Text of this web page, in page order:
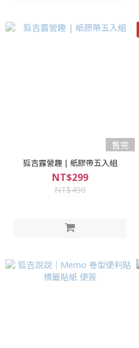
售完
狐吉露營趣 | 紙膠帶五入組
NT$299
NT$490